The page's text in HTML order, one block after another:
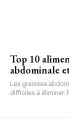
Top 10
abdominale
Les graisses
difficiles à éliminer.